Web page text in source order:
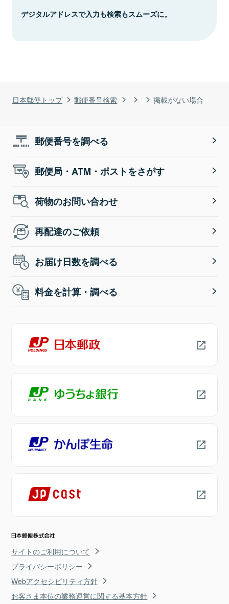
日本郵便トップ 郵便番号検索 掲載がない場合
デジタルアドレスで入力も検索もスムーズに。
郵便番号を調べる
郵便局・ATM・ポストをさがす
荷物のお問い合わせ
再配達のご依頼
お届け日数を調べる
料金を計算・調べる
サイトのご利用について
プライバシーポリシー
Webアクセシビリティ方針
お客さま本位の業務運営に関する基本方針